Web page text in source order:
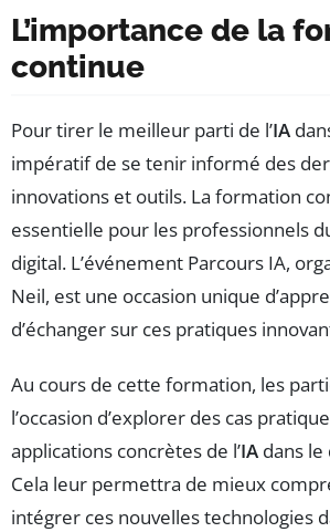
L’importance de la
continue
Pour tirer le meilleur parti de l’IA
impératif de se tenir informé des
innovations et outils. La formation
essentielle pour les professionnels
digital. L’événement Parcours IA,
Neil, est une occasion unique
d’échanger sur ces pratiques
Au cours de cette formation, les
l’occasion d’explorer des cas
applications concrètes de l’IA dans le
Cela leur permettra de mieux
intégrer ces nouvelles technologies